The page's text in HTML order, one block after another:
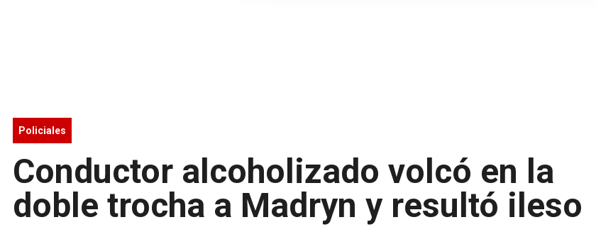
Policiales
Conductor alcoholizado volcó en la
doble trocha a Madryn y resultó ileso